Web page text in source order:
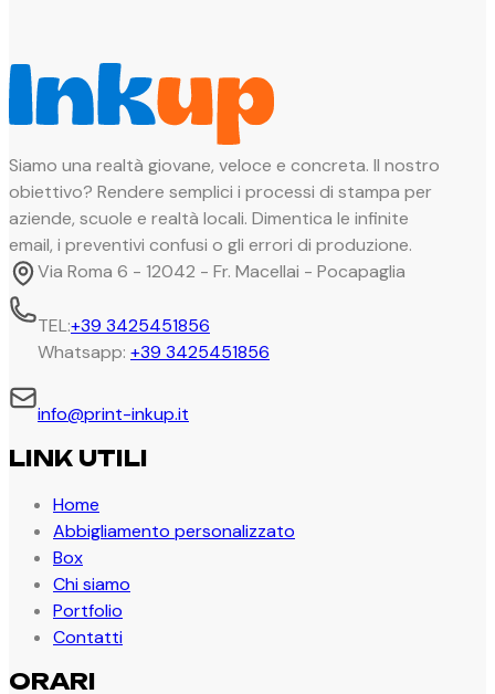
Siamo una realtà giovane, veloce e concreta. Il nostro
obiettivo? Rendere semplici i processi di stampa per
aziende, scuole e realtà locali. Dimentica le infinite
email, i preventivi confusi o gli errori di produzione.
Via Roma 6 - 12042 - Fr. Macellai - Pocapaglia
TEL:+39 3425451856
Whatsapp: +39 3425451856
info@print-inkup.it
LINK UTILI
Home
Abbigliamento personalizzato
Box
Chi siamo
Portfolio
Contatti
ORARI